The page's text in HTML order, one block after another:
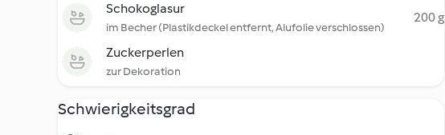
Schokoglasur
im Becher (Plastikdeckel entfernt, Alufolie verschlossen)
200 g
Zuckerperlen
zur Dekoration
Schwierigkeitsgrad